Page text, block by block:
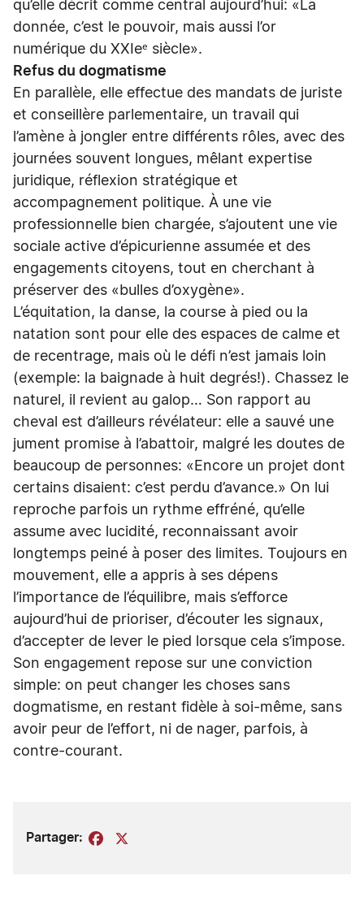
qu’elle décrit comme central aujourd’hui: «La
donnée, c’est le pouvoir, mais aussi l’or
numérique du XXIeᵉ siècle».
Refus du dogmatisme
En parallèle, elle effectue des mandats de juriste
et conseillère parlementaire, un travail qui
l’amène à jongler entre différents rôles, avec des
journées souvent longues, mêlant expertise
juridique, réflexion stratégique et
accompagnement politique. À une vie
professionnelle bien chargée, s’ajoutent une vie
sociale active d’épicurienne assumée et des
engagements citoyens, tout en cherchant à
préserver des «bulles d’oxygène».
L’équitation, la danse, la course à pied ou la
natation sont pour elle des espaces de calme et
de recentrage, mais où le défi n’est jamais loin
(exemple: la baignade à huit degrés!). Chassez le
naturel, il revient au galop… Son rapport au
cheval est d’ailleurs révélateur: elle a sauvé une
jument promise à l’abattoir, malgré les doutes de
beaucoup de personnes: «Encore un projet dont
certains disaient: c’est perdu d’avance.» On lui
reproche parfois un rythme effréné, qu’elle
assume avec lucidité, reconnaissant avoir
longtemps peiné à poser des limites. Toujours en
mouvement, elle a appris à ses dépens
l’importance de l’équilibre, mais s’efforce
aujourd’hui de prioriser, d’écouter les signaux,
d’accepter de lever le pied lorsque cela s’impose.
Son engagement repose sur une conviction
simple: on peut changer les choses sans
dogmatisme, en restant fidèle à soi-même, sans
avoir peur de l’effort, ni de nager, parfois, à
contre-courant.
Partager: Facebook